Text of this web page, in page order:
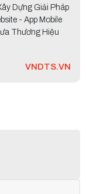
Dựng Giải Pháp
- App Mobile
Thương Hiệu
VNDTS.VN